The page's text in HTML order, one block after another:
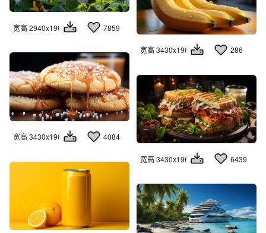
宽高 2940x1960 7859
宽高 3430x1960 286
宽高 3430x1960 4084
宽高 3430x1960 6439